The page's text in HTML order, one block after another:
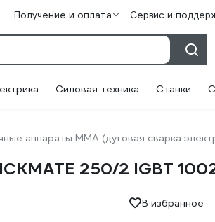
Получение и оплата Сервис и
Силовая техника Станки
аппараты ММА (дуговая сварка
250/2 IGBT
В избранное